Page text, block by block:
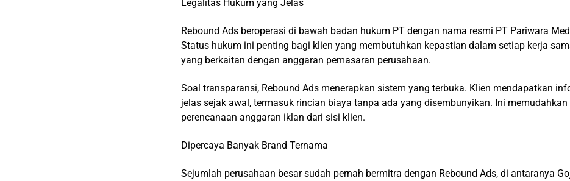
Legalitas Hukum yang Jelas
Rebound Ads beroperasi di bawah badan hukum PT dengan nama resmi PT Pariwara
Status hukum ini penting bagi klien yang membutuhkan kepastian dalam setiap kerja
yang berkaitan dengan anggaran pemasaran perusahaan.
Soal transparansi, Rebound Ads menerapkan sistem yang terbuka. Klien mendapatkan
jelas sejak awal, termasuk rincian biaya tanpa ada yang disembunyikan. Ini memudahkan
perencanaan anggaran iklan dari sisi klien.
Dipercaya Banyak Brand Ternama
Sejumlah perusahaan besar sudah pernah bermitra dengan Rebound Ads, di antaranya